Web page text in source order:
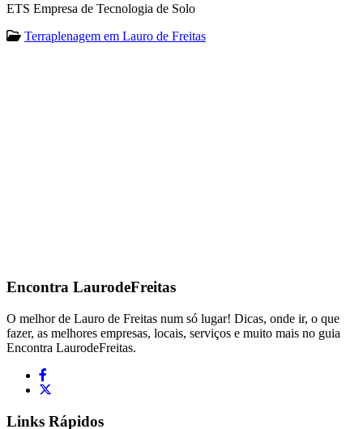
ETS Empresa de Tecnologia de Solo
Terraplenagem em Lauro de Freitas
Encontra LaurodeFreitas
O melhor de Lauro de Freitas num só lugar! Dicas, onde ir, o que
fazer, as melhores empresas, locais, serviços e muito mais no guia
Encontra LaurodeFreitas.
Links Rápidos